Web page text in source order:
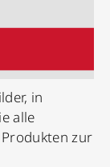
in
alle
zur